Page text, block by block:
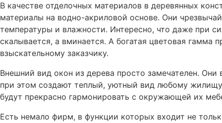
В качестве отделочных материалов в деревянных
материалы на водно-акриловой основе. Они
температуры и влажности. Интересно, что даже при
скалывается, а вминается. А богатая цветовая гамма
взыскательному заказчику.
Внешний вид окон из дерева просто замечателен. Они
при этом создают теплый, уютный вид любому
будут прекрасно гармонировать с окружающей их
Есть немало фирм, в функции которых входит не